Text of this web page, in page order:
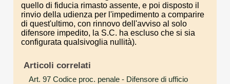
quello di fiducia rimasto assente, e poi disposto il
rinvio della udienza per l'impedimento a comparire
di quest'ultimo, con rinnovo dell'avviso al solo
difensore impedito, la S.C. ha escluso che si sia
configurata qualsivoglia nullità).
Articoli correlati
Art. 97 Codice proc. penale - Difensore di ufficio